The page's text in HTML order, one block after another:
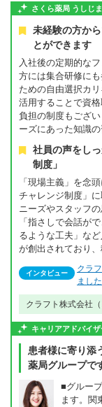
さくら薬局 うしじ
未経験の方か
とができます
入社後の定期的な
方には集合研修に
ための自由選択カ
活用することで資
負担の制度もござ
ーズにあった知識
社員の声をし
制度」
「現場主義」を念
チャレンジ制度」
ニーズやスタッフ
「指さしで会話が
るような工夫」な
が創出されており
インタビュー
クラ
ました
クラフト株式会社
キャリアアドバイ
患者様に寄り添
薬局グループで
■グルー
ます。関